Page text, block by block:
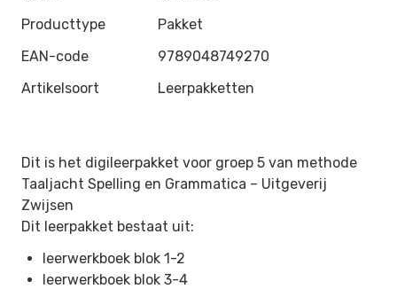
Producttype
Pakket
EAN-code
9789048749270
Artikelsoort
Leerpakketten
Dit is het digileerpakket voor groep 5 van methode
Taaljacht Spelling en Grammatica – Uitgeverij
Zwijsen
Dit leerpakket bestaat uit:
leerwerkboek blok 1-2
leerwerkboek blok 3-4